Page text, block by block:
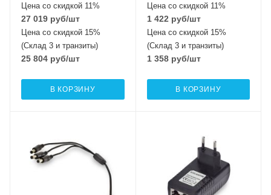
Цена со скидкой 11%
27 019 руб/шт
Цена со скидкой 15%
(Склад 3 и транзиты)
25 804 руб/шт
В КОРЗИНУ
Цена со скидкой 11%
1 422 руб/шт
Цена со скидкой 15%
(Склад 3 и транзиты)
1 358руб/шт
В КОРЗИНУ